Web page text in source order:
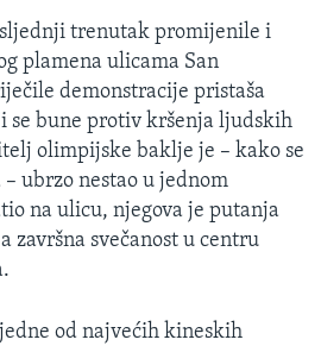
trenutak promijenile i
plamena ulicama San
demonstracije pristaša
se bune protiv kršenja ljudskih
olimpijske baklje je – kako se
ubrzo nestao u jednom
na ulicu, njegova je putanja
završna svečanost u centru
od najvećih kineskih